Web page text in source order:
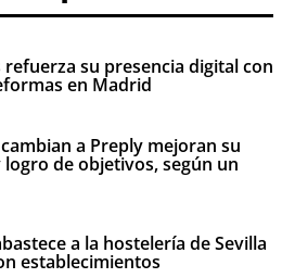
su presencia digital con
en Madrid
a Preply mejoran su
de objetivos, según un
a la hostelería de Sevilla
establecimientos